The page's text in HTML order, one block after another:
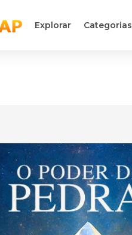
Explorar Categorias